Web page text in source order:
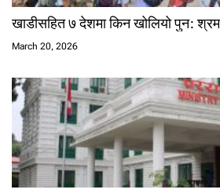
खाडीसहित ७ देशमा किन खोलियो पुन:
March 20, 2026